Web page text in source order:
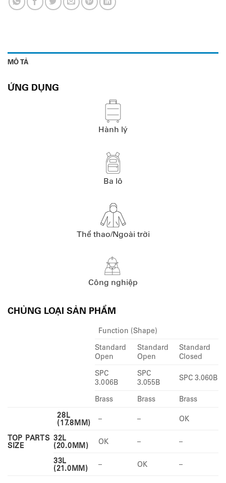
MÔ TẢ
ỨNG DỤNG
Hành lý
Ba lô
Thể thao/Ngoài trời
Công nghiệp
CHỦNG LOẠI SẢN PHẨM
Function (Shape)
Standard
Open
Standard
Open
Standard
Closed
SPC
3.006B
SPC
3.055B
SPC 3.060B
Brass
Brass Brass
TOP PARTS
SIZE
28L
(17.8MM) – –
OK
32L
(20.0MM) OK –
–
33L
(21.0MM) – OK –